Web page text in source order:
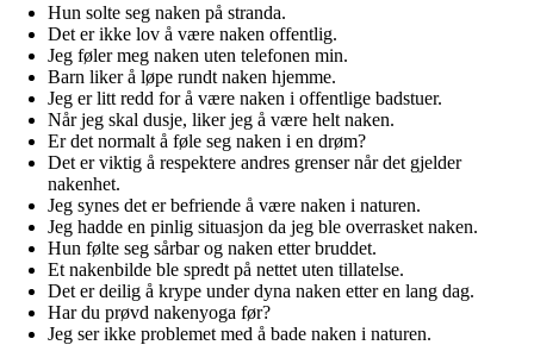
Hun solte seg naken på stranda.
Det er ikke lov å være naken offentlig.
Jeg føler meg naken uten telefonen min.
Barn liker å løpe rundt naken hjemme.
Jeg er litt redd for å være naken i offentlige badstuer.
Når jeg skal dusje, liker jeg å være helt naken.
Er det normalt å føle seg naken i en drøm?
Det er viktig å respektere andres grenser når det gjelder
nakenhet.
Jeg synes det er befriende å være naken i naturen.
Jeg hadde en pinlig situasjon da jeg ble overrasket naken.
Hun følte seg sårbar og naken etter bruddet.
Et nakenbilde ble spredt på nettet uten tillatelse.
Det er deilig å krype under dyna naken etter en lang dag.
Har du prøvd nakenyoga før?
Jeg ser ikke problemet med å bade naken i naturen.